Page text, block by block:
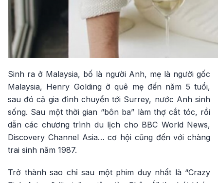
Sinh ra ở Malaysia, bố là người Anh, mẹ là người gốc
Malaysia, Henry Golding ở quê mẹ đến năm 5 tuổi,
sau đó cả gia đình chuyển tới Surrey, nước Anh sinh
sống. Sau một thời gian “bôn ba” làm thợ cắt tóc, rồi
dẫn các chương trình du lịch cho BBC World News,
Discovery Channel Asia… cơ hội cũng đến với chàng
trai sinh năm 1987.
Trở thành sao chỉ sau một phim duy nhất là “Crazy